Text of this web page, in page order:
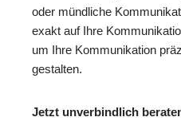
oder mündliche
exakt auf Ihre
um Ihre Kommunikation
gestalten.
Jetzt unverbindlich